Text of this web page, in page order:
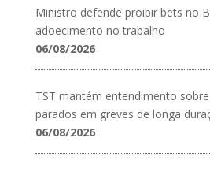
Ministro defende proibir bets no
adoecimento no trabalho
06/08/2026
TST mantém entendimento
parados em greves de longa
06/08/2026